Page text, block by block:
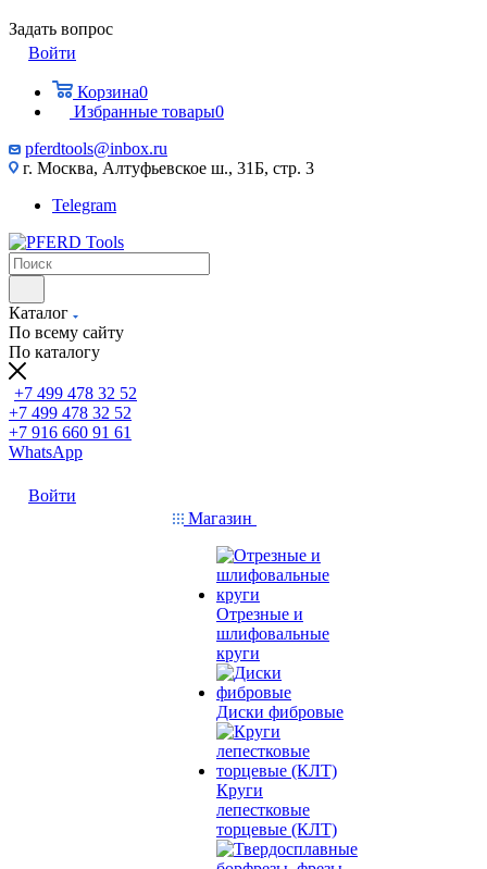
Задать вопрос
Войти
Корзина0
Избранные товары0
pferdtools@inbox.ru
г. Москва, Алтуфьевское ш., 31Б, стр. 3
Telegram
Каталог
По всему сайту
По каталогу
+7 499 478 32 52
+7 499 478 32 52
+7 916 660 91 61
WhatsApp
Войти
Магазин
Отрезные и
шлифовальные
круги
Диски фибровые
Круги
лепестковые
торцевые (КЛТ)